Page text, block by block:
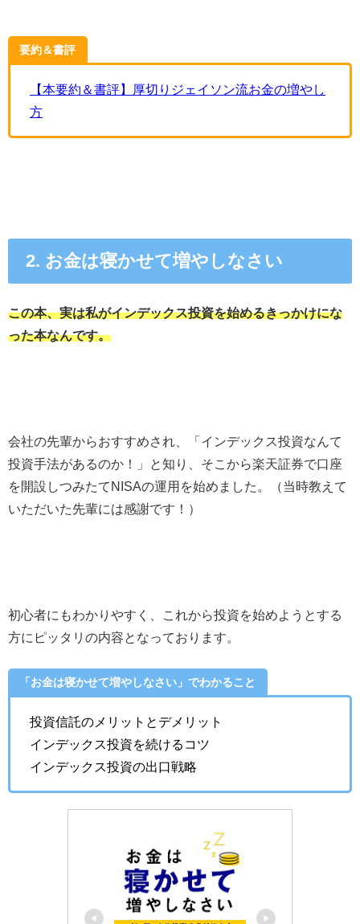
要約＆書評
【本要約＆書評】厚切りジェイソン流お金の増やし
方
2. お金は寝かせて増やしなさい
この本、実は私がインデックス投資を始めるきっかけにな
った本なんです。
会社の先輩からおすすめされ、「インデックス投資なんて
投資手法があるのか！」と知り、そこから楽天証券で口座
を開設しつみたてNISAの運用を始めました。（当時教えて
いただいた先輩には感謝です！）
初心者にもわかりやすく、これから投資を始めようとする
方にピッタリの内容となっております。
「お金は寝かせて増やしなさい」でわかること
投資信託のメリットとデメリット
インデックス投資を続けるコツ
インデックス投資の出口戦略